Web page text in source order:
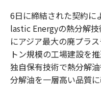
6日に締結された契約に
lastic Energyの熱分解
にアジア最大の廃プラ
トン規模の工場建設を
独自保有技術で熱分解
分解油を一層高い品質に